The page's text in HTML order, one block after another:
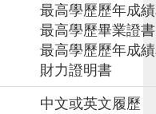
最高學歷歷年成
最高學歷畢業證
最高學歷歷年成
財力證明書
中文或英文履歷